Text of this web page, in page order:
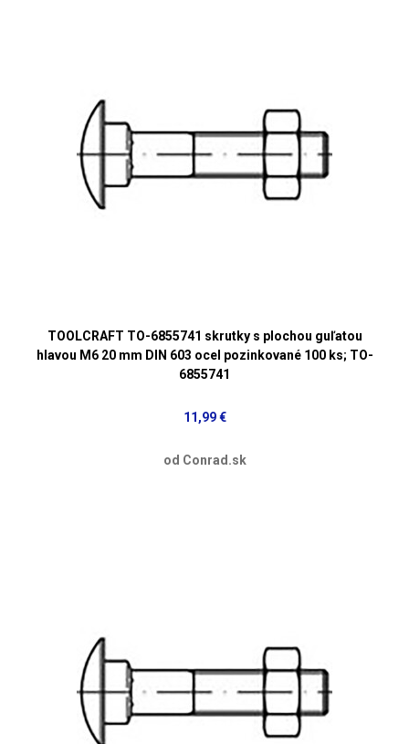
TOOLCRAFT TO-6855741 skrutky s plochou guľatou
hlavou M6 20 mm DIN 603 ocel pozinkované 100 ks; TO-
6855741
11,99 €
od Conrad.sk